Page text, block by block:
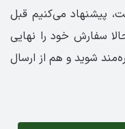
پیشنهاد می‌کنیم قبل
سفارش خود را نهایی
شوید و هم از ارسال